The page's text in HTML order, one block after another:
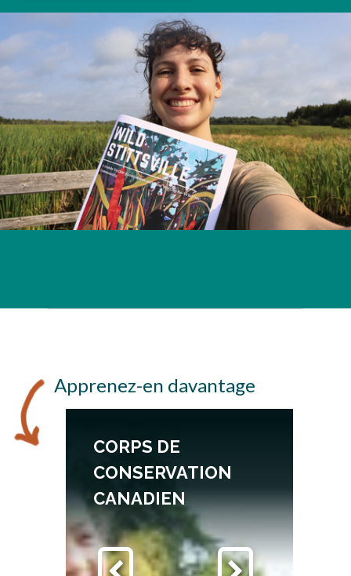
Apprenez-en davantage
CORPS DE
CONSERVATION
CANADIEN